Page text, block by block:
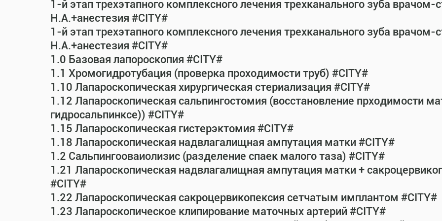
1-й этап трехэтапного комплексного лечения трехканального зуба
Н.А.+анестезия #CITY#
1-й этап трехэтапного комплексного лечения трехканального зуба
Н.А.+анестезия #CITY#
1.0 Базовая лапороскопия #CITY#
1.1 Хромогидротубация (проверка проходимости труб) #CITY#
1.10 Лапароскопическая хирургическая стериализация #CITY#
1.12 Лапароскопическая сальпингостомия (восстановление прходимости
гидросальпинксе)) #CITY#
1.15 Лапароскопическая гистерэктомия #CITY#
1.18 Лапароскопическая надвлагалищная ампутация матки #CITY#
1.2 Сальпингооваиолизис (разделение спаек малого таза) #CITY#
1.21 Лапароскопическая надвлагалищная ампутация матки +
#CITY#
1.22 Лапароскопическая сакроцервикопексия сетчатым имплантом #CITY#
1.23 Лапароскопическое клипирование маточных артерий #CITY#